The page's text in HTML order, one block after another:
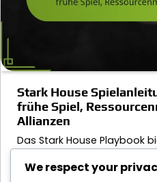
Stark House
frühe Spiel,
Allianzen
Das Stark House Playbook
Ressourcenmanagement,…
We respect your